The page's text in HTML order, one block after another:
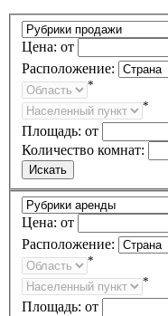
Цена: от
Расположение:
*
*
Площадь: от
Количество комнат:
Цена: от
Расположение:
*
*
Площадь: от